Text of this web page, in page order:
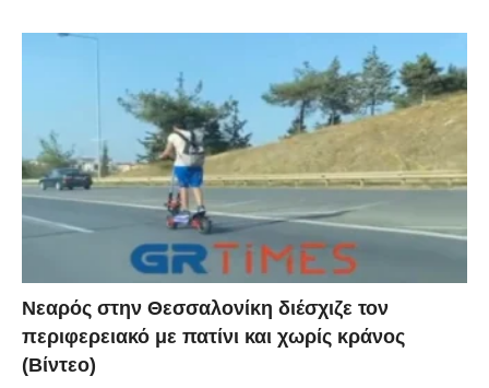
Νεαρός στην Θεσσαλονίκη διέσχιζε τον
περιφερειακό με πατίνι και χωρίς κράνος
(Βίντεο)